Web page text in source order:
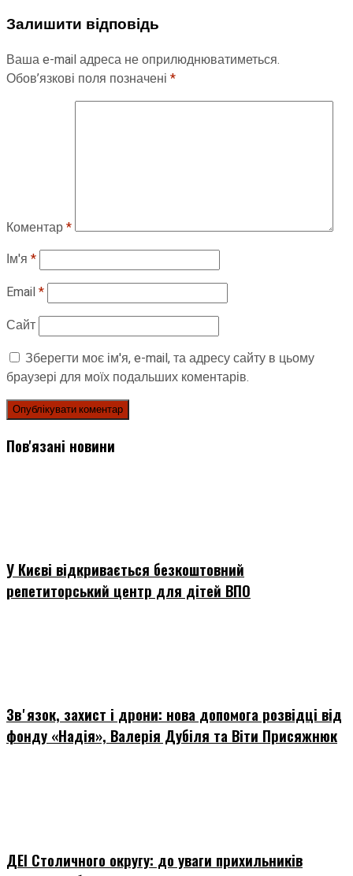
Залишити відповідь
Ваша e-mail адреса не оприлюднюватиметься.
Обов’язкові поля позначені *
Коментар*
Ім'я *
Email*
Сайт
Зберегти моє ім'я, e-mail, та адресу сайту в цьому
браузері для моїх подальших коментарів.
Пов'язані новини
У Києві відкривається безкоштовний
репетиторський центр для дітей ВПО
Звʼязок, захист і дрони: нова допомога розвідці від
фонду «Надія», Валерія Дубіля та Віти Присяжнюк
ДЕІ Столичного округу: до уваги прихильників